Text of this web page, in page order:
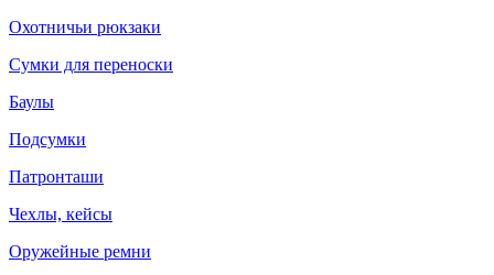
Охотничьи рюкзаки
Сумки для переноски
Баулы
Подсумки
Патронташи
Чехлы, кейсы
Оружейные ремни